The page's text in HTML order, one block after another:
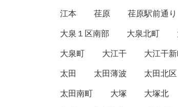
江本
荏原 荏原駅前通り
大泉１区南部
大泉北町
大泉町
大江干 大江干
太田
太田薄波 太田北区
太田南町
大塚 大塚北